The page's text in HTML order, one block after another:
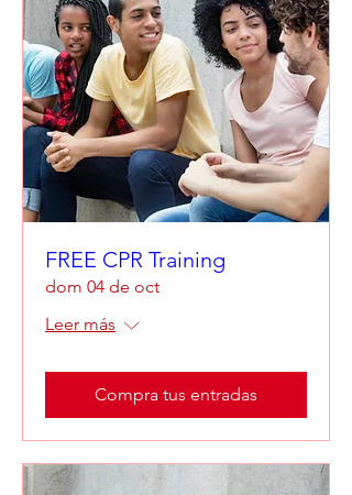
FREE CPR Training
dom 04 de oct
Leer más
Compra tus entradas